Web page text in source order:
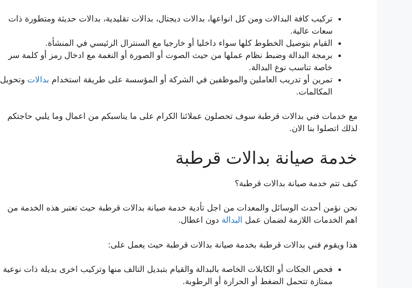
تركيب كافة البدالات ومن كل انواعها، بدالات ديجتال، بدالات تقليدية، بدالات حديثة ومتطورة ذات
سعات عالية.
القيام بتوصيل الخطوط كلها سواء داخليا أو خارجيا مع السنترال الرئيسي في المنشأة.
برمجة البدالة وضبط نظام عملها من حيث الصوت أو الصورة أو النغمة مع ادخال رمز أو كلمة سر
خاصة تناسب نوع البدالة.
تمرين أو تدريب العاملين والموظفين في الشركة أو المؤسسة على طريقة استخدام بدالات وتحويل
المكالمات.
مع خدمات فني بدالات قرطبة سوف تحصلون عملائنا الكرام على ما يناسبكم من اعمال وما يلبي حاجتكم
لذلك اتصلوا بنا الان.
خدمة صيانة بدالات قرطبة
كيف تتم خدمة صيانة بدالات قرطبة؟
نحن نؤمن أحدث الوسائل والمعدات من اجل تأدية خدمة صيانة بدالات قرطبة حيث تعتبر هذه الخدمة من
اهم الخدمات اللازمة لضمان عمل البدالة دون اعطال.
هذا ويقوم فني بدالات قرطبة بخدمة صيانة بدالات قرطبة حيث يعمل على:
فحص الجكات أو الكابلات الخاصة بالبدالة والقيام بتبديل التالف منها وتركيب اخرى بديلة ذات نوعية
ممتازة تتحمل الضغط أو الحرارة أو الرطوبة.